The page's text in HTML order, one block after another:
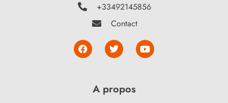
+33492145856
Contact
A propos